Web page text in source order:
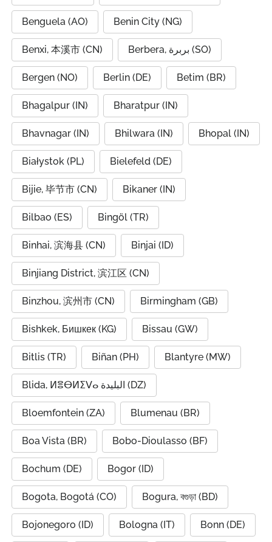
Benguela (AO) Benin City (NG)
Benxi, 本溪市 (CN) Berbera, بربرة (SO)
Bergen (NO) Berlin (DE) Betim (BR)
Bhagalpur (IN) Bharatpur (IN)
Bhavnagar (IN) Bhilwara (IN) Bhopal (IN)
Białystok (PL) Bielefeld (DE)
Bijie, 毕节市 (CN) Bikaner (IN)
Bilbao (ES) Bingöl (TR)
Binhai, 滨海县 (CN) Binjai (ID)
Binjiang District, 滨江区 (CN)
Binzhou, 滨州市 (CN) Birmingham (GB)
Bishkek, Бишкек (KG) Bissau (GW)
Bitlis (TR) Biñan (PH) Blantyre (MW)
Blida, ⵍⴻⴱⵍⵉⴸⴰ البليدة (DZ)
Bloemfontein (ZA) Blumenau (BR)
Boa Vista (BR) Bobo-Dioulasso (BF)
Bochum (DE) Bogor (ID)
Bogota, Bogotá (CO) Bogura, বগুড়া (BD)
Bojonegoro (ID) Bologna (IT) Bonn (DE)